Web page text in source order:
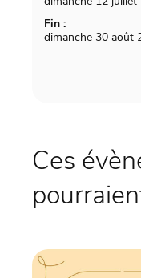
Fin :
dimanche 30 août
Ces